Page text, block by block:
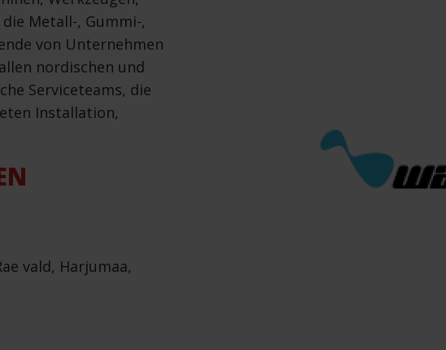
Metall-, Gummi-,
von Unternehmen
nordischen und
Serviceteams, die
Installation,
vald, Harjumaa,